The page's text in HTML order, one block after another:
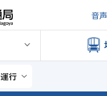
音
行